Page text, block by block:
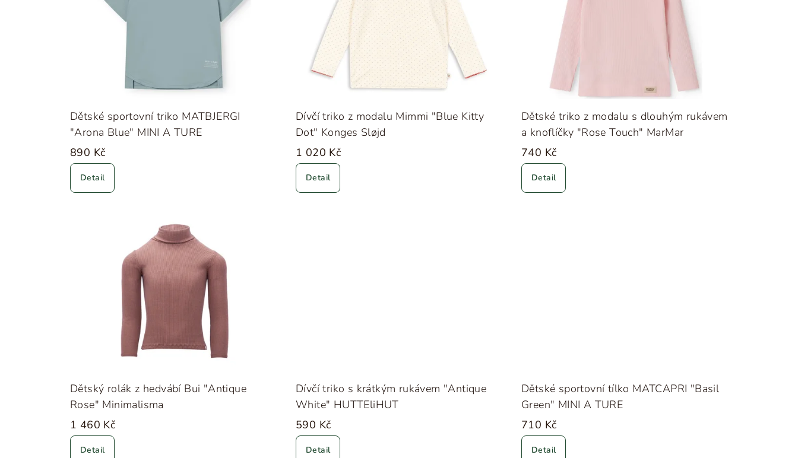
Dětské sportovní triko MATBJERGI
"Arona Blue" MINI A TURE
890 Kč
Detail
Dívčí triko z modalu Mimmi "Blue Kitty
Dot" Konges Sløjd
1 020 Kč
Detail
Dětské triko z modalu s dlouhým rukávem
a knoflíčky "Rose Touch" MarMar
740 Kč
Detail
Dětský rolák z hedvábí Bui "Antique
Rose" Minimalisma
1 460 Kč
Detail
Dívčí triko s krátkým rukávem "Antique
White" HUTTEliHUT
590 Kč
Detail
Dětské sportovní tílko MATCAPRI "Basil
Green" MINI A TURE
710 Kč
Detail